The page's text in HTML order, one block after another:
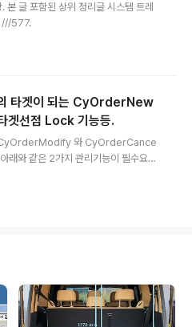
본 글 포함된 상위 정리글 시스템 트레
577.
겟이 되는 CyOrderNew
겟선점 Lock 기능등.
CyOrderModify 와 CyOrderCance
와 같은 2가지 관리기능이 필수요구
에 1개 이상의 CyOrderModify/
의 수정프로세스가 CyOrderNew에